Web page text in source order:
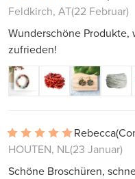
Feldkirch, AT(22 Februar)
Wunderschöne
zufrieden!
Rebecca
HOUTEN, NL(23 Januar)
Schöne Broschüren,